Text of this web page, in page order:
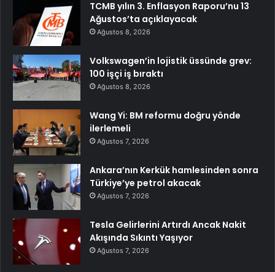
TCMB yılın 3. Enflasyon Raporu’nu 13
Ağustos’ta açıklayacak
Ağustos 8, 2026
Volkswagen’in lojistik üssünde grev:
100 işçi iş bıraktı
Ağustos 8, 2026
Wang Yi: BM reformu doğru yönde
ilerlemeli
Ağustos 7, 2026
Ankara’nın Kerkük hamlesinden sonra
Türkiye’ye petrol akacak
Ağustos 7, 2026
Tesla Gelirlerini Artırdı Ancak Nakit
Akışında Sıkıntı Yaşıyor
Ağustos 7, 2026